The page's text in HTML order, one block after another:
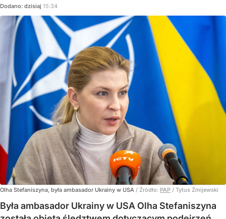
Dodano: dzisiaj 15:34
Olha Stefaniszyna, była ambasador Ukrainy w USA / Źródło: PAP / Tytus Żmijewski
Była ambasador Ukrainy w USA Olha Stefaniszyna